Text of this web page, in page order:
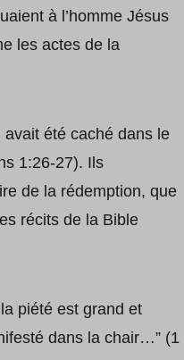
à l’homme Jésus
les actes de la
été caché dans le
1:26-27). Ils
de la rédemption, que
récits de la Bible
piété est grand et
dans la chair…” (1